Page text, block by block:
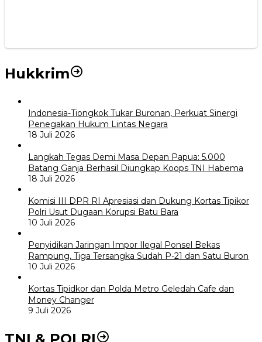
Hukkrim
Indonesia-Tiongkok Tukar Buronan, Perkuat Sinergi
Penegakan Hukum Lintas Negara
18 Juli 2026
Langkah Tegas Demi Masa Depan Papua: 5.000
Batang Ganja Berhasil Diungkap Koops TNI Habema
18 Juli 2026
Komisi III DPR RI Apresiasi dan Dukung Kortas Tipikor
Polri Usut Dugaan Korupsi Batu Bara
10 Juli 2026
Penyidikan Jaringan Impor Ilegal Ponsel Bekas
Rampung, Tiga Tersangka Sudah P-21 dan Satu Buron
10 Juli 2026
Kortas Tipidkor dan Polda Metro Geledah Cafe dan
Money Changer
9 Juli 2026